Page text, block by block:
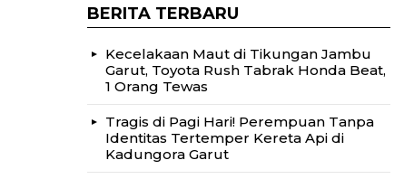
BERITA TERBARU
Kecelakaan Maut di Tikungan Jambu
Garut, Toyota Rush Tabrak Honda Beat,
1 Orang Tewas
Tragis di Pagi Hari! Perempuan Tanpa
Identitas Tertemper Kereta Api di
Kadungora Garut